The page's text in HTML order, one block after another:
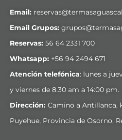
Email:
Email Grupos:
Reservas: 56 64 2331 700
Whatsapp: +56 94 2494 671
Atención telefónica: lunes a
y viernes de 8.30 am a 14:00 pm.
Dirección: Camino a Antillanca,
Puyehue, Provincia de Osorno,